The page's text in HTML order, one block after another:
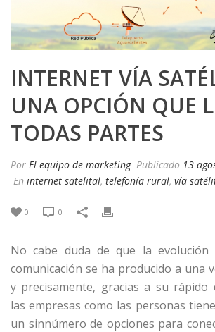
INTERNET VÍA
UNA OPCIÓN QUE
TODAS PARTES
Por El equipo de marketing Publicado 13
En internet satelital, telefonía rural, vía
0 0
No cabe duda de que la evolución
comunicación se ha producido a una
y precisamente, gracias a su rápido
las empresas como las personas
un sinnúmero de opciones para